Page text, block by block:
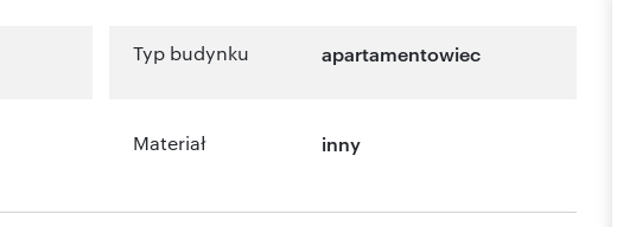
Typ budynku apartamentowiec
Materiał inny